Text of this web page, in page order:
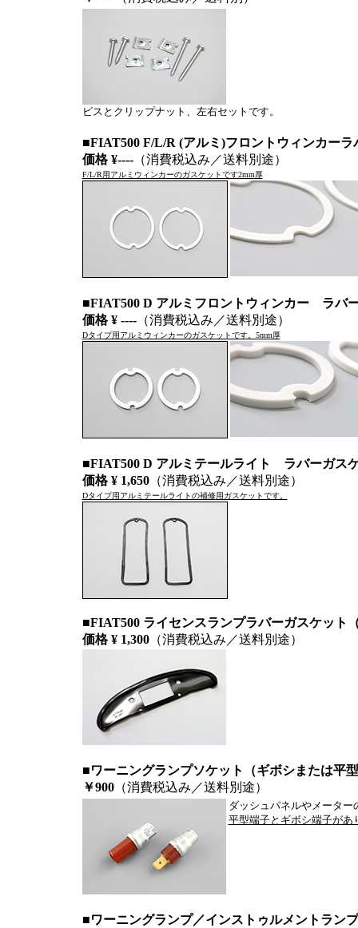
ビスとクリップナット、左右セットです。
■FIAT500 F/L/R (アルミ)フロントウィンカー
価格 ¥----（消費税込み／送料別途）
F/L/R用アルミウィンカーのガスケットです2mm厚
■FIAT500 D アルミフロントウィンカー ラバ
価格 ¥ ----（消費税込み／送料別途）
Dタイプ用アルミウィンカーのガスケットです。5mm厚
■FIAT500 D アルミテールライト ラバーガス
価格 ¥ 1,650（消費税込み／送料別途）
Dタイプ用アルミテールライトの補修用ガスケットです。
■FIAT500 ライセンスランプラバーガスケット
価格 ¥ 1,300（消費税込み／送料別途）
■ワーニングランプソケット（ギボシまたは平
￥900（消費税込み／送料別途）
ダッシュパネルやメータ
平型端子とギボシ端子があ
■ワーニングランプ／インストゥルメントラン